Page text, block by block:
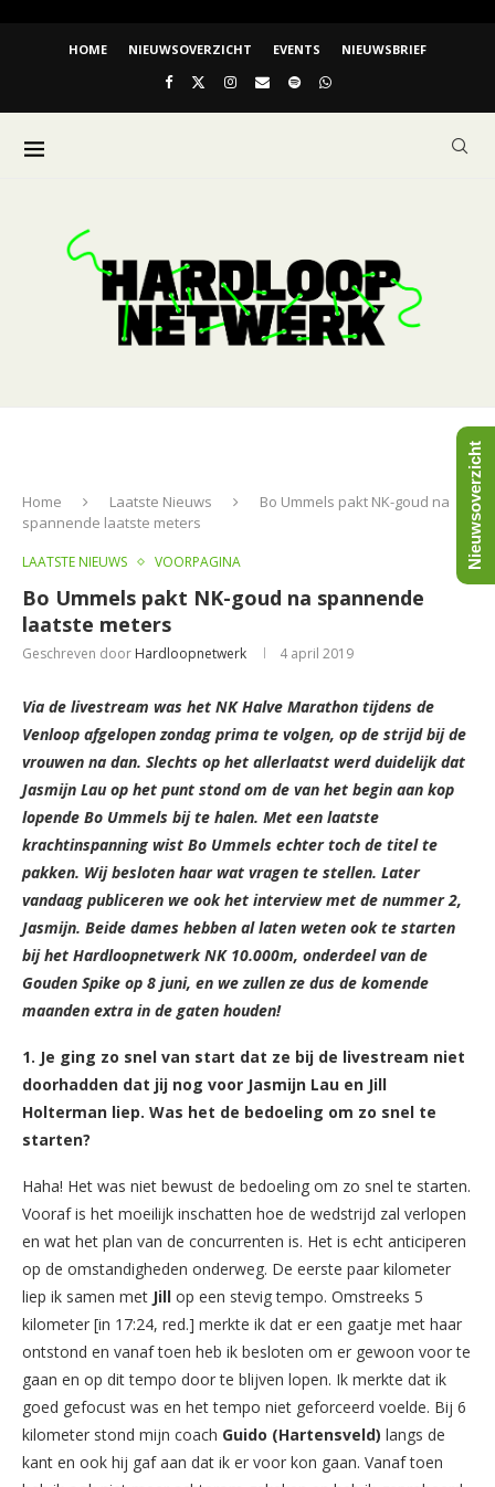
HOME NIEUWSOVERZICHT EVENTS NIEUWSBRIEF
Home Laatste Nieuws
Bo Ummels pakt NK-goud na
spannende laatste meters
LAATSTE NIEUWS VOORPAGINA
Bo Ummels pakt NK-goud na spannende
laatste meters
Geschreven door Hardloopnetwerk 4 april 2019
Via de livestream was het NK Halve Marathon tijdens de
Venloop afgelopen zondag prima te volgen, op de strijd bij de
vrouwen na dan. Slechts op het allerlaatst werd duidelijk dat
Jasmijn Lau op het punt stond om de van het begin aan kop
lopende Bo Ummels bij te halen. Met een laatste
krachtinspanning wist Bo Ummels echter toch de titel te
pakken. Wij besloten haar wat vragen te stellen. Later
vandaag publiceren we ook het interview met de nummer 2,
Jasmijn. Beide dames hebben al laten weten ook te starten
bij het Hardloopnetwerk NK 10.000m, onderdeel van de
Gouden Spike op 8 juni, en we zullen ze dus de komende
maanden extra in de gaten houden!
1. Je ging zo snel van start dat ze bij de livestream niet
doorhadden dat jij nog voor Jasmijn Lau en Jill
Holterman liep. Was het de bedoeling om zo snel te
starten?
Haha! Het was niet bewust de bedoeling om zo snel te starten.
Vooraf is het moeilijk inschatten hoe de wedstrijd zal verlopen
en wat het plan van de concurrenten is. Het is echt anticiperen
op de omstandigheden onderweg. De eerste paar kilometer
liep ik samen met Jill op een stevig tempo. Omstreeks 5
kilometer [in 17:24, red.] merkte ik dat er een gaatje met haar
ontstond en vanaf toen heb ik besloten om er gewoon voor te
gaan en op dit tempo door te blijven lopen. Ik merkte dat ik
goed gefocust was en het tempo niet geforceerd voelde. Bij 6
kilometer stond mijn coach Guido (Hartensveld) langs de
kant en ook hij gaf aan dat ik er voor kon gaan. Vanaf toen
Nieuwsoverzicht